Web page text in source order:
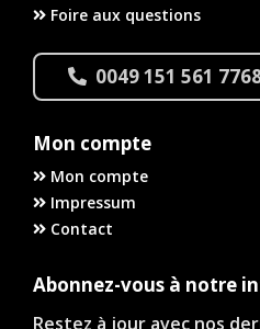
Foire aux questions
0049 151 561
Mon compte
Mon compte
Impressum
Contact
Abonnez-vous à notre
Restez à jour avec nos